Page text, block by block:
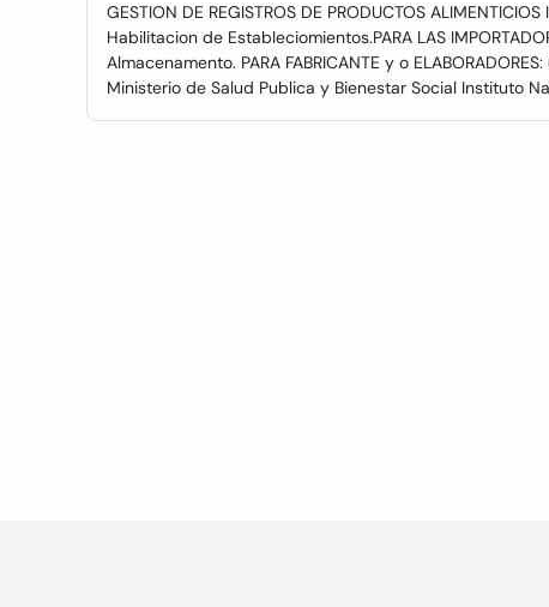
GESTION DE REGISTROS DE PRODUCTOS
Habilitacion de Estableciomientos.PARA LAS
Almacenamento. PARA FABRICANTE y o
Ministerio de Salud Publica y Bienestar Social Instituto